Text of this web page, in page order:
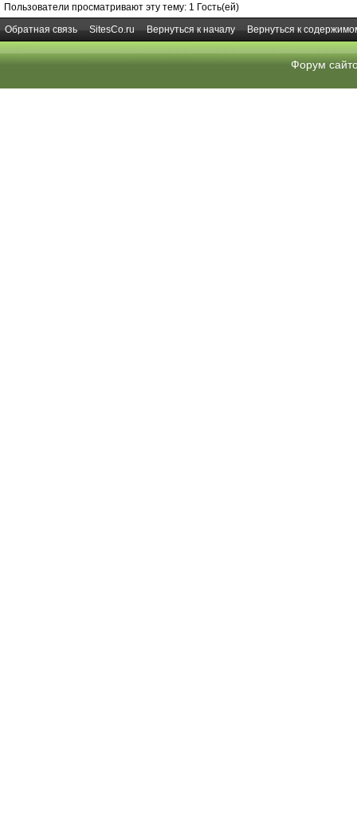
Пользователи просматривают эту тему: 1 Гость(ей)
Обратная связь
SitesCo.ru Вернуться к началу Вернуться к
Форум